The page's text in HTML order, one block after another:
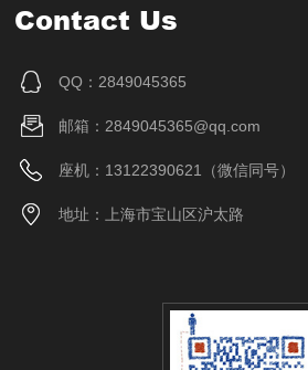
Contact Us
QQ：2849045365
邮箱：2849045365@qq.com
座机：13122390621（微信同号）
地址：上海市宝山区沪太路